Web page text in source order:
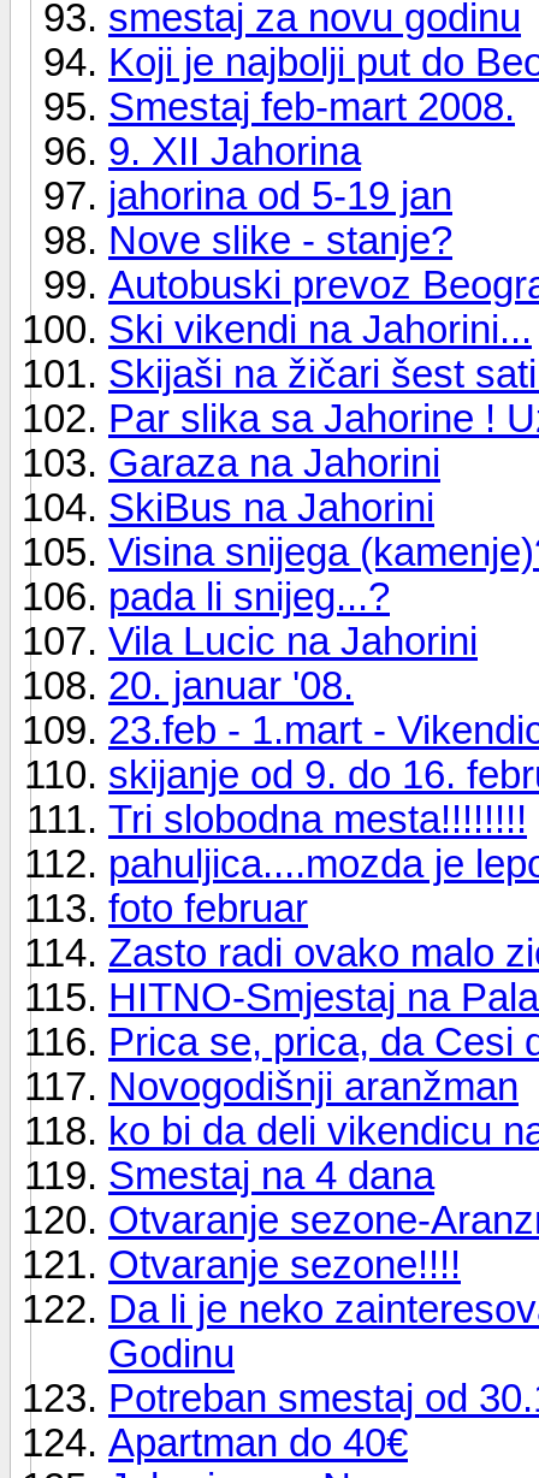
smestaj za novu godinu
Koji je najbolji put do
Smestaj feb-mart 2008.
9. XII Jahorina
jahorina od 5-19 jan
Nove slike - stanje?
Autobuski prevoz
Ski vikendi na Jahorini...
Skijaši na žičari šest
Par slika sa Jahorine !
Garaza na Jahorini
SkiBus na Jahorini
Visina snijega
pada li snijeg...?
Vila Lucic na Jahorini
20. januar '08.
23.feb - 1.mart -
skijanje od 9. do 16.
Tri slobodna mesta!!!!!!!!
pahuljica....mozda je
foto februar
Zasto radi ovako malo
HITNO-Smjestaj na
Prica se, prica, da Cesi
Novogodišnji aranžman
ko bi da deli vikendicu
Smestaj na 4 dana
Otvaranje sezone-
Otvaranje sezone!!!!
Da li je neko
Godinu
Potreban smestaj od
Apartman do 40€